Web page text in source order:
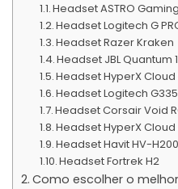
Headset ASTRO
Headset Logitech G
Headset Razer Kraken
Headset JBL Quantum
Headset HyperX
Headset Logitech G335
Headset Corsair Void
Headset HyperX
Headset Havit HV-
Headset Fortrek H2
Como escolher o